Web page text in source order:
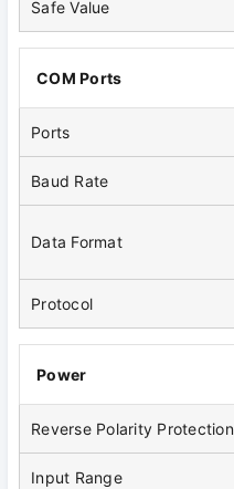
Safe Value
COM Ports
Ports
Baud Rate
Data Format
Protocol
Power
Reverse Polarity Protection
Input Range